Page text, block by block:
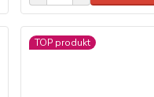
TOP produkt